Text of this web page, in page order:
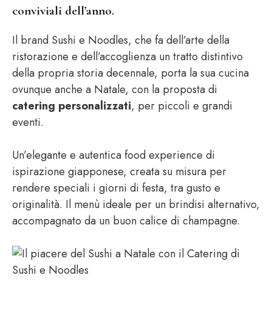
conviviali dell’anno.
Il brand Sushi e Noodles, che fa dell’arte della
ristorazione e dell’accoglienza un tratto distintivo
della propria storia decennale, porta la sua cucina
ovunque anche a Natale, con la proposta di
catering personalizzati, per piccoli e grandi
eventi.
Un’elegante e autentica food experience di
ispirazione giapponese, creata su misura per
rendere speciali i giorni di festa, tra gusto e
originalità. Il menù ideale per un brindisi alternativo,
accompagnato da un buon calice di champagne.